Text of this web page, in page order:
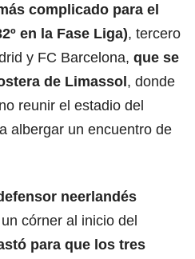
complicado para el
en la Fase Liga), tercero
y FC Barcelona, que se
de Limassol, donde
reunir el estadio del
albergar un encuentro de
neerlandés
córner al inicio del
para que los tres